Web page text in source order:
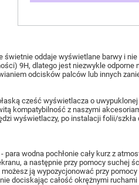
świetnie oddaje wyświetlane barwy i
9H, dlatego jest niezwykle
odcisków palców lub innych
cześć wyświetlacza o
kompatybilność z naszymi
wyświetlaczy, po instalacji folii/
para wodna pochłonie cały kurz z
a następnie przy pomocy suchej
ją wypozycjonować przy
dociskając całość okrężnymi